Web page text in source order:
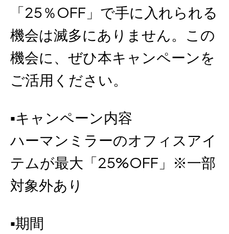
「25％OFF」で手に入れられる
機会は滅多にありません。この
機会に、ぜひ本キャンペーンを
ご活用ください。
▪キャンペーン内容
ハーマンミラーのオフィスアイ
テムが最大「25%OFF」※一部
対象外あり
︎▪期間